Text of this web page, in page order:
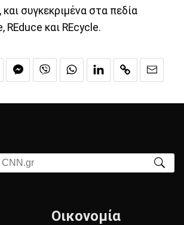
και συγκεκριμένα στα πεδία
REduce και REcycle.
Οικονομία